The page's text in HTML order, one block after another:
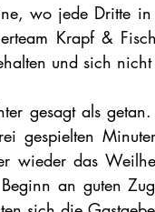
wo jede Dritte in
Krapf &
und sich
gesagt als
gespielten
wieder das
an guten